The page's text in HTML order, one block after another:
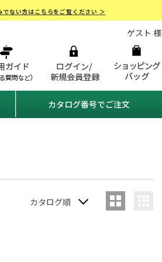
ない方はこちらをご覧ください ＞
ゲスト 様
カタログ番号でご注文
カタログ順